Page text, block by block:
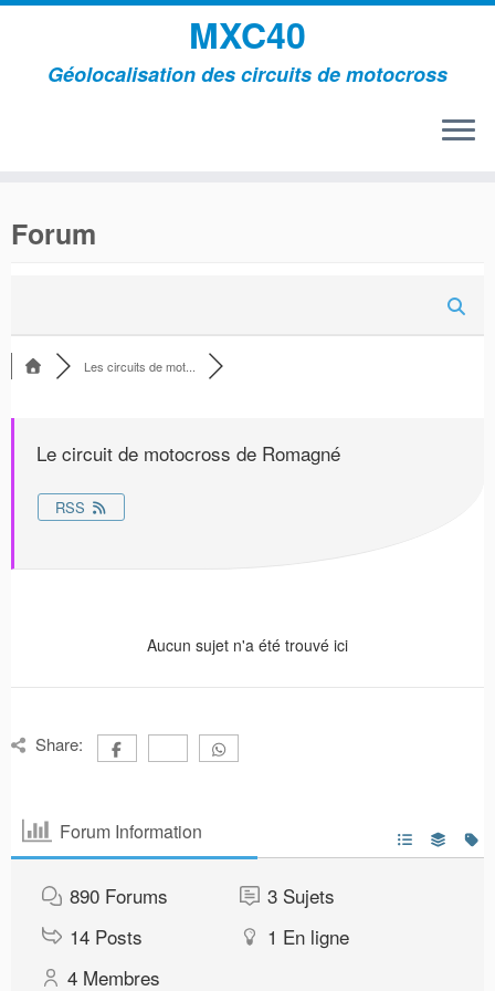
contenu
MXC40
Géolocalisation des circuits de motocross
Forum
Les circuits de mot...
Le circuit de motocross de Romagné
RSS
Aucun sujet n'a été trouvé ici
Share:
Forum Information
890 Forums 3 Sujets
14 Posts 1 En ligne
4 Membres